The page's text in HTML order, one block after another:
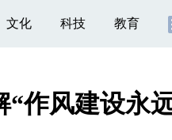
文化 科技 教育
“作风建设永